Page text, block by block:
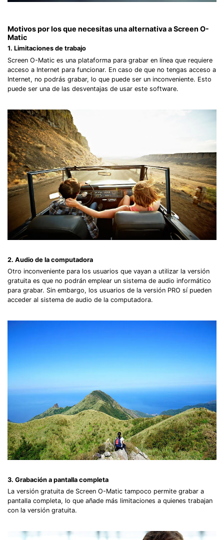
Motivos por los que necesitas una alternativa a Screen O-
Matic
1. Limitaciones de trabajo
Screen O-Matic es una plataforma para grabar en línea que requiere
acceso a Internet para funcionar. En caso de que no tengas acceso a
Internet, no podrás grabar, lo que puede ser un inconveniente. Esto
puede ser una de las desventajas de usar este software.
2. Audio de la computadora
Otro inconveniente para los usuarios que vayan a utilizar la versión
gratuita es que no podrán emplear un sistema de audio informático
para grabar. Sin embargo, los usuarios de la versión PRO sí pueden
acceder al sistema de audio de la computadora.
3. Grabación a pantalla completa
La versión gratuita de Screen O-Matic tampoco permite grabar a
pantalla completa, lo que añade más limitaciones a quienes trabajan
con la versión gratuita.